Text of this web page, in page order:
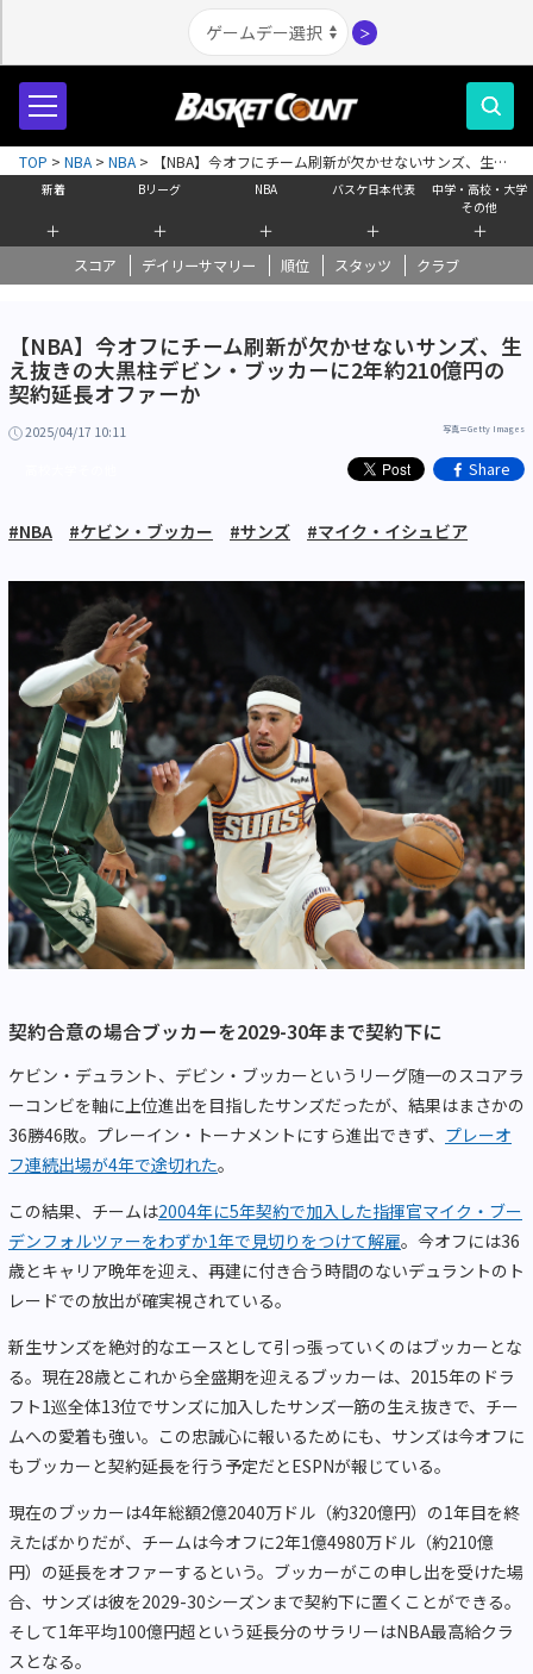
＞
新着
＋
Bリーグ
＋
NBA
＋
バスケ日本代表
＋
中学・高校・大学
その他
＋
スコア デイリーサマリー 順位 スタッツ クラブ
TOP > NBA > NBA >
【NBA】今オフにチーム刷新が欠かせないサンズ、生え
抜きの大黒柱デビン・ブッカーに2年約210億円の契約延長オファーか
【NBA】今オフにチーム刷新が欠かせないサンズ、生
え抜きの大黒柱デビン・ブッカーに2年約210億円の
契約延長オファーか
2025/04/17 10:11 写真＝Getty Images
Share
#NBA #ケビン・ブッカー #サンズ #マイク・イシュビア
契約合意の場合ブッカーを2029-30年まで契約下に
ケビン・デュラント、デビン・ブッカーというリーグ随一のスコアラ
ーコンビを軸に上位進出を目指したサンズだったが、結果はまさかの
36勝46敗。プレーイン・トーナメントにすら進出できず、 プレーオ
フ連続出場が4年で途切れた。
この結果、チームは2004年に5年契約で加入した指揮官マイク・ブー
デンフォルツァーをわずか1年で見切りをつけて解雇。今オフには36
歳とキャリア晩年を迎え、再建に付き合う時間のないデュラントのト
レードでの放出が確実視されている。
新生サンズを絶対的なエースとして引っ張っていくのはブッカーとな
る。現在28歳とこれから全盛期を迎えるブッカーは、 2015年のドラ
フト1巡全体13位でサンズに加入したサンズ一筋の生え抜きで、チー
ムへの愛着も強い。この忠誠心に報いるためにも、サンズは今オフに
もブッカーと契約延長を行う予定だとESPNが報じている。
現在のブッカーは4年総額2億2040万ドル（約320億円）の1年目を終
えたばかりだが、チームは今オフに2年1億4980万ドル（約210億
円）の延長をオファーするという。ブッカーがこの申し出を受けた場
合、サンズは彼を2029-30シーズンまで契約下に置くことができる。
そして1年平均100億円超という延長分のサラリーはNBA最高給クラ
スとなる。